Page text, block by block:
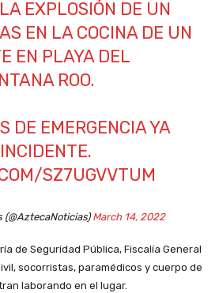
EXPLOSIÓN DE UN
EN LA COCINA DE UN
EN PLAYA DEL
ROO.
DE EMERGENCIA YA
SZ7UGVVTUM
(@AztecaNoticias)March 14, 2022
de Seguridad Pública, Fiscalía General
socorristas, paramédicos y cuerpo de
laborando en el lugar.